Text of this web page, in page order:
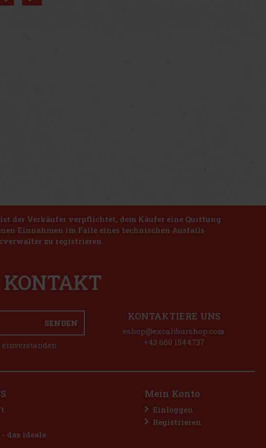
der Verkäufer verpflichtet, dem Käufer eine Quittung
Einnahmen im Falle eines technischen Ausfalls
zu registrieren.
SENDEN
einverstanden
KONTAKTIERE UNS
eshop@excaliburshop.com
+43 660 1544737
das ideale
Mein Konto
Einloggen
Registrieren